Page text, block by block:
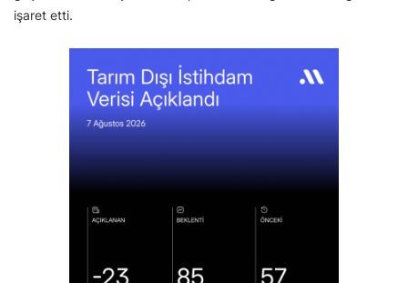
işaret etti.